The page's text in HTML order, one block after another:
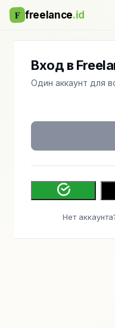
F freelance.id
Вход в
Один аккаунт для
Нет